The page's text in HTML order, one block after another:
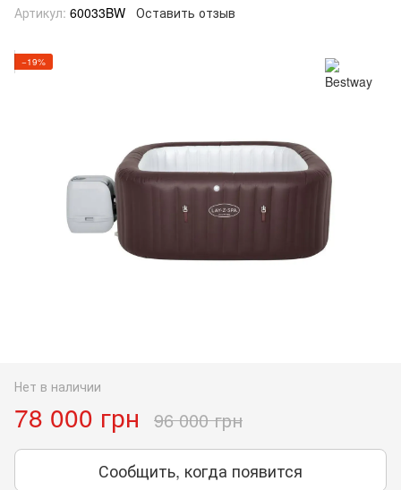
Артикул: 60033BW Оставить отзыв
−19%
Нет в наличии
78 000 грн 96 000 грн
Сообщить, когда появится